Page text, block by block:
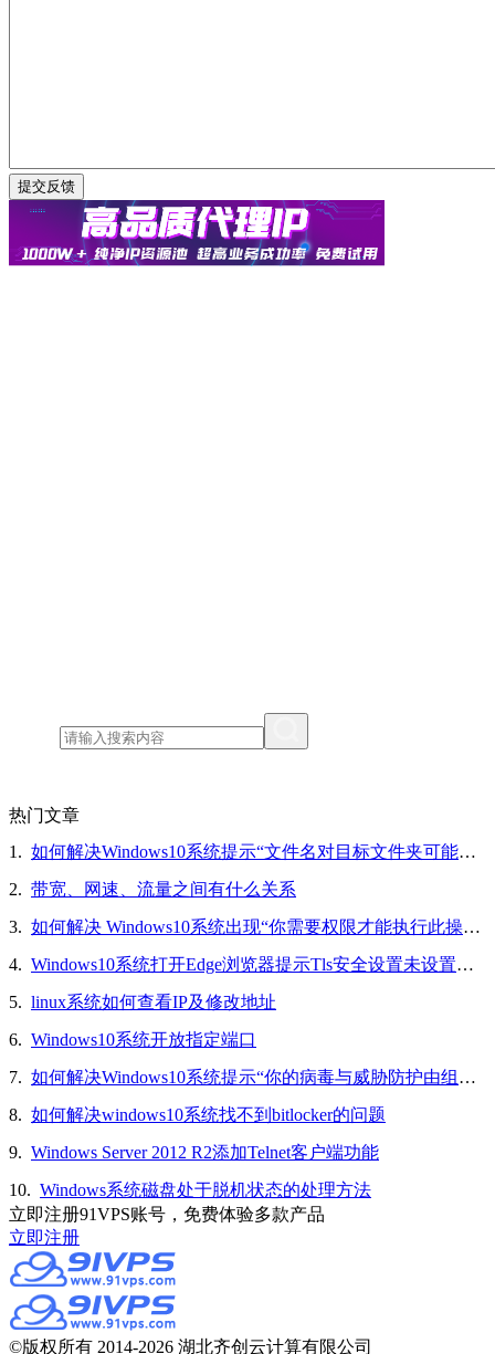
热门文章
1. 如何解决Windows10系统提示“文件名对目标文件夹可能太长，你可以缩短文件名”的问题
2. 带宽、网速、流量之间有什么关系
3. 如何解决 Windows10系统出现“你需要权限才能执行此操作”的问题
4. Windows10系统打开Edge浏览器提示Tls安全设置未设置为默认设置的解决方法
5. linux系统如何查看IP及修改地址
6. Windows10系统开放指定端口
7. 如何解决Windows10系统提示“你的病毒与威胁防护由组织提供”的问题
8. 如何解决windows10系统找不到bitlocker的问题
9. Windows Server 2012 R2添加Telnet客户端功能
10. Windows系统磁盘处于脱机状态的处理方法
立即注册91VPS账号，免费体验多款产品
立即注册
©版权所有 2014-2026 湖北齐创云计算有限公司